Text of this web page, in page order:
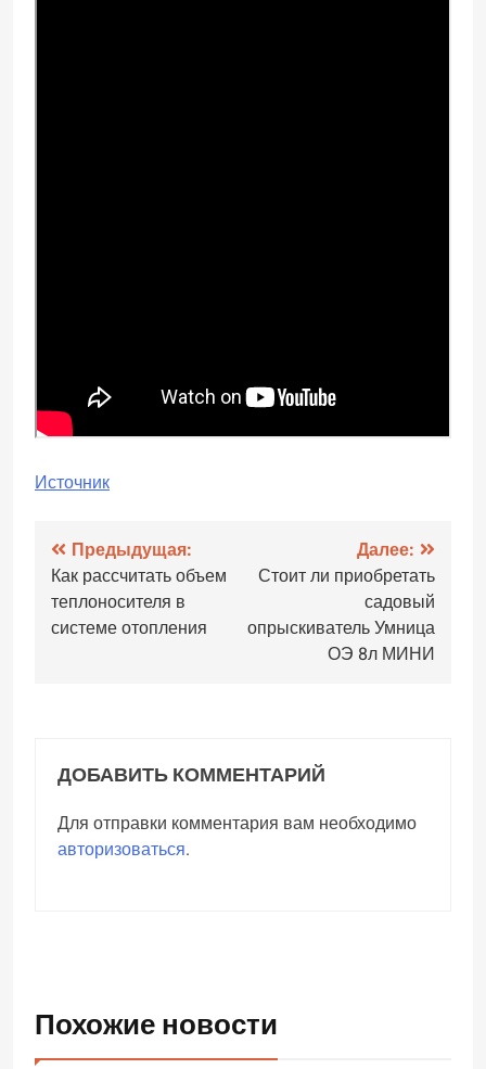
Источник
Навигация
по
записям
Предыдущая:
Как рассчитать объем
теплоносителя в
системе отопления
Далее:
Стоит ли приобретать
садовый
опрыскиватель Умница
ОЭ 8л МИНИ
ДОБАВИТЬ КОММЕНТАРИЙ
Для отправки комментария вам необходимо
авторизоваться.
Похожие новости